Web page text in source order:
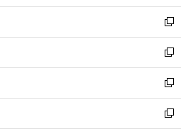
開
く
新
し
い
ウ
ィ
ン
ド
ウ
新
し
い
ウ
ィ
ン
新
し
い
ウ
新
し